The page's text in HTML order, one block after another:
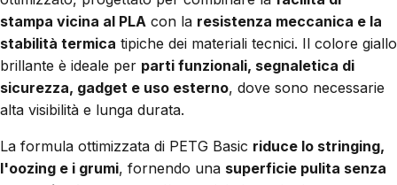
stampa vicina al PLA con la resistenza meccanica e la
stabilità termica tipiche dei materiali tecnici. Il colore giallo
brillante è ideale per parti funzionali, segnaletica di
sicurezza, gadget e uso esterno, dove sono necessarie
alta visibilità e lunga durata.
La formula ottimizzata di PETG Basic riduce lo stringing,
l'oozing e i grumi, fornendo una superficie pulita senza